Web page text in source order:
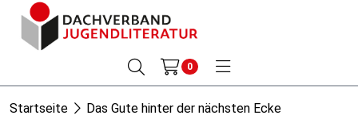
0
Startseite Das Gute hinter der nächsten Ecke